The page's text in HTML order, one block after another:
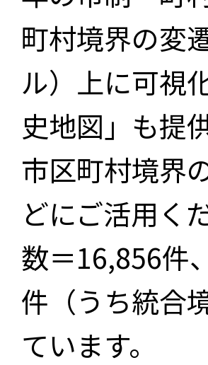
町村境界の変
ル）上に可視
史地図」も提
市区町村境界
どにご活用く
数＝16,856件
件（うち統合
ています。